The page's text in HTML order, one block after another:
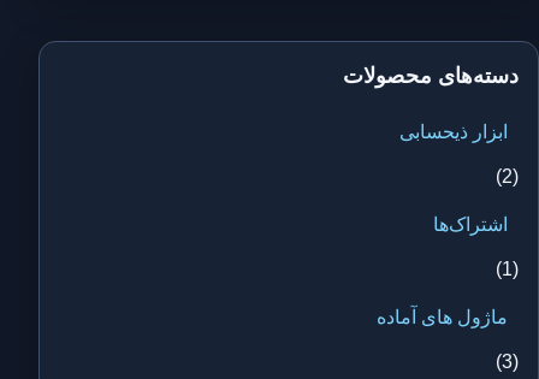
دسته‌های محصولات
ابزار ذیحسابی
(2)
اشتراک‌ها
(1)
ماژول های آماده
(3)